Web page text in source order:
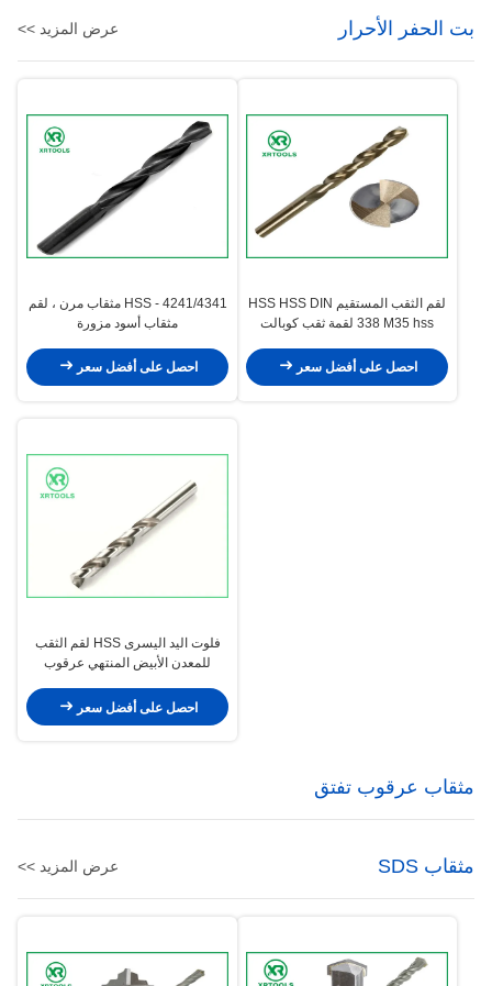
بت الحفر الأحرار عرض المزيد >>
لقم الثقب المستقيم HSS HSS DIN
338 M35 hss لقمة ثقب كوبالت
احصل على أفضل سعر
HSS - 4241/4341 مثقاب مرن ، لقم
مثقاب أسود مزورة
احصل على أفضل سعر
فلوت اليد اليسرى HSS لقم الثقب
للمعدن الأبيض المنتهي عرقوب
احصل على أفضل سعر
مثقاب عرقوب تفتق
مثقاب SDS عرض المزيد >>